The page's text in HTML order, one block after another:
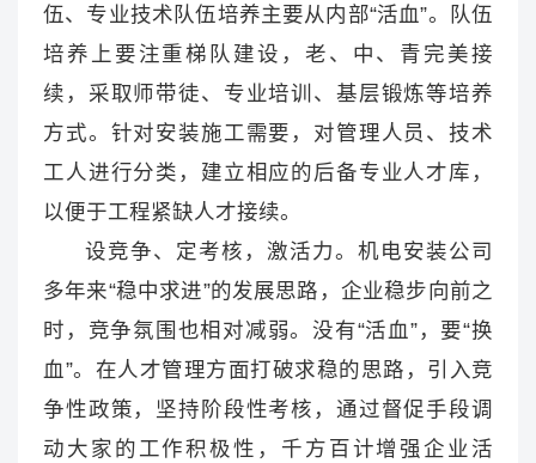
伍、专业技术队伍培养主要从内部“活血”。队伍
培养上要注重梯队建设，老、中、青完美接
续，采取师带徒、专业培训、基层锻炼等培养
方式。针对安装施工需要，对管理人员、技术
工人进行分类，建立相应的后备专业人才库，
以便于工程紧缺人才接续。
设竞争、定考核，激活力。机电安装公司
多年来“稳中求进”的发展思路，企业稳步向前之
时，竞争氛围也相对减弱。没有“活血”，要“换
血”。在人才管理方面打破求稳的思路，引入竞
争性政策，坚持阶段性考核，通过督促手段调
动大家的工作积极性，千方百计增强企业活